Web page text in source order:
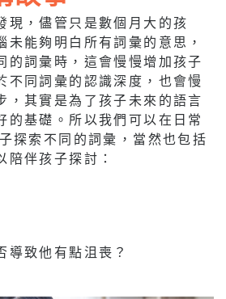
現，儘管只是數個月大的孩
未能夠明白所有詞彙的意思，
的詞彙時，這會慢慢增加孩子
不同詞彙的認識深度，也會慢
，其實是為了孩子未來的語言
的基礎。所以我們可以在日常
探索不同的詞彙，當然也包括
陪伴孩子探討：
導致他有點沮喪？